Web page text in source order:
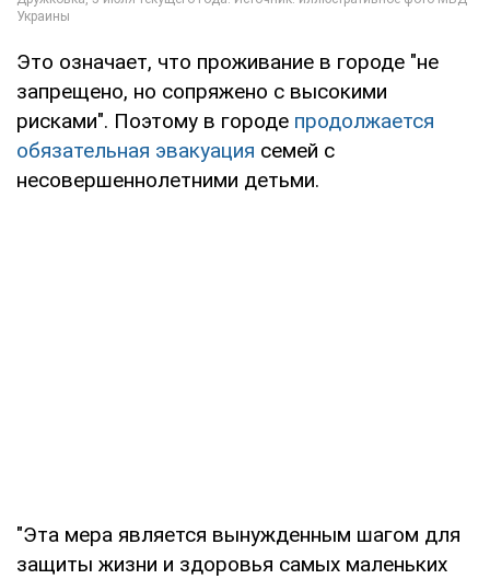
Это означает, что проживание в городе "не
запрещено, но сопряжено с высокими
рисками". Поэтому в городе продолжается
обязательная эвакуация семей с
несовершеннолетними детьми.
"Эта мера является вынужденным шагом для
защиты жизни и здоровья самых маленьких